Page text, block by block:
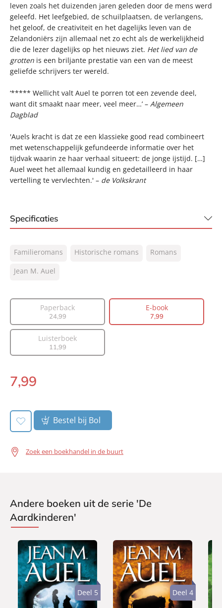
leven zoals het duizenden jaren geleden door de mens werd
geleefd. Het leefgebied, de schuilplaatsen, de verlangens,
het geloof, de creativiteit en het dagelijks leven van de
Zelandoniërs zijn allemaal net zo echt als de werkelijkheid
die de lezer dagelijks op het nieuws ziet. Het lied van de
grotten is een briljante prestatie van een van de meest
geliefde schrijvers ter wereld.
‘***** Wellicht valt Auel te porren tot een zevende deel,
want dit smaakt naar meer, veel meer…’ – Algemeen
Dagblad
'Auels kracht is dat ze een klassieke good read combineert
met wetenschappelijk gefundeerde informatie over het
tijdvak waarin ze haar verhaal situeert: de jonge ijstijd. […]
Auel weet het allemaal kundig en gedetailleerd in haar
vertelling te vervlechten.' – de Volkskrant
Specificaties
NUR:
302
Type:
Vertaler:
Henny van Gulik, Ingrid Tóth
Aantal pagina's:
773
Uitgever:
Verschijningsdatum:
22-07-2011
Familieromans Historische romans
Romans
Jean M. Auel
Paperback
24,99
E-book
7,99
Luisterboek
11 ,99
E-
7,99
Bestel bij Bol
Zoek een boekhandel in de buurt
Andere boeken uit de serie 'De
Aardkinderen'
Deel 5 Deel 4